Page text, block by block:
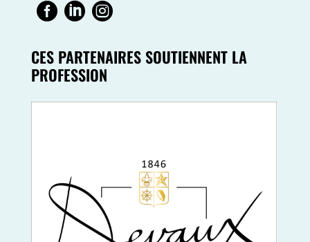
  
CES PARTENAIRES SOUTIENNENT LA
PROFESSION